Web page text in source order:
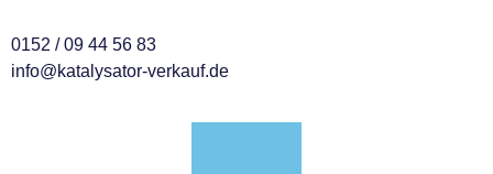
0152 / 09 44 56 83
info@katalysator-verkauf.de